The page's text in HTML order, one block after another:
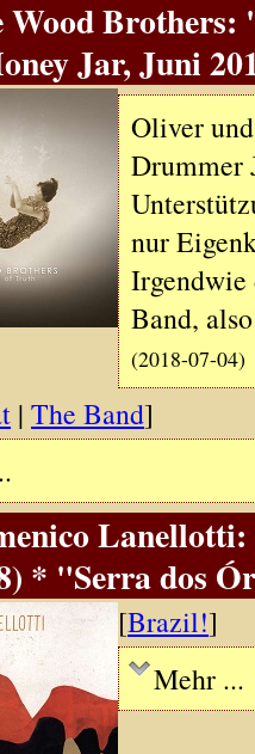
Wood
Jar, Juni
Oliver
Drummer
nur
Irgendwie
Band,
(2018-07-04)
|The Band]
* "Serra dos
[Brazil!]
Mehr ...